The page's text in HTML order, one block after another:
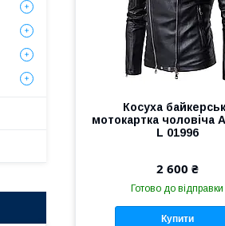
Косуха
мотокартка чоловіча
L 01996
2 600 ₴
Готово до відправки
Купити